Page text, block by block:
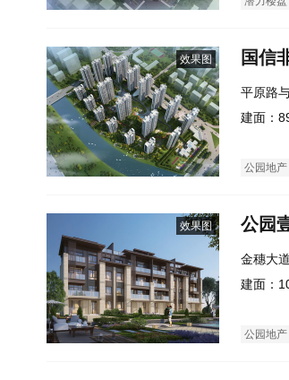
效果图 国信
平原路
建面：
公园地产
效果图 公园
金穗大
建面：
公园地产